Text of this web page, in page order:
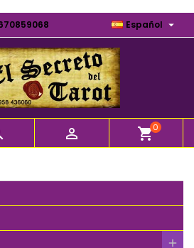
Español 
 shopping_cart0